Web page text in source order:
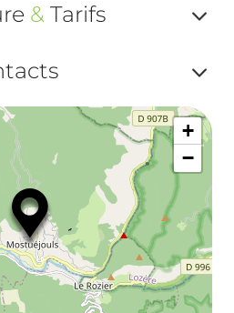
ou
& Tarifs
ou
et
ou
+
−